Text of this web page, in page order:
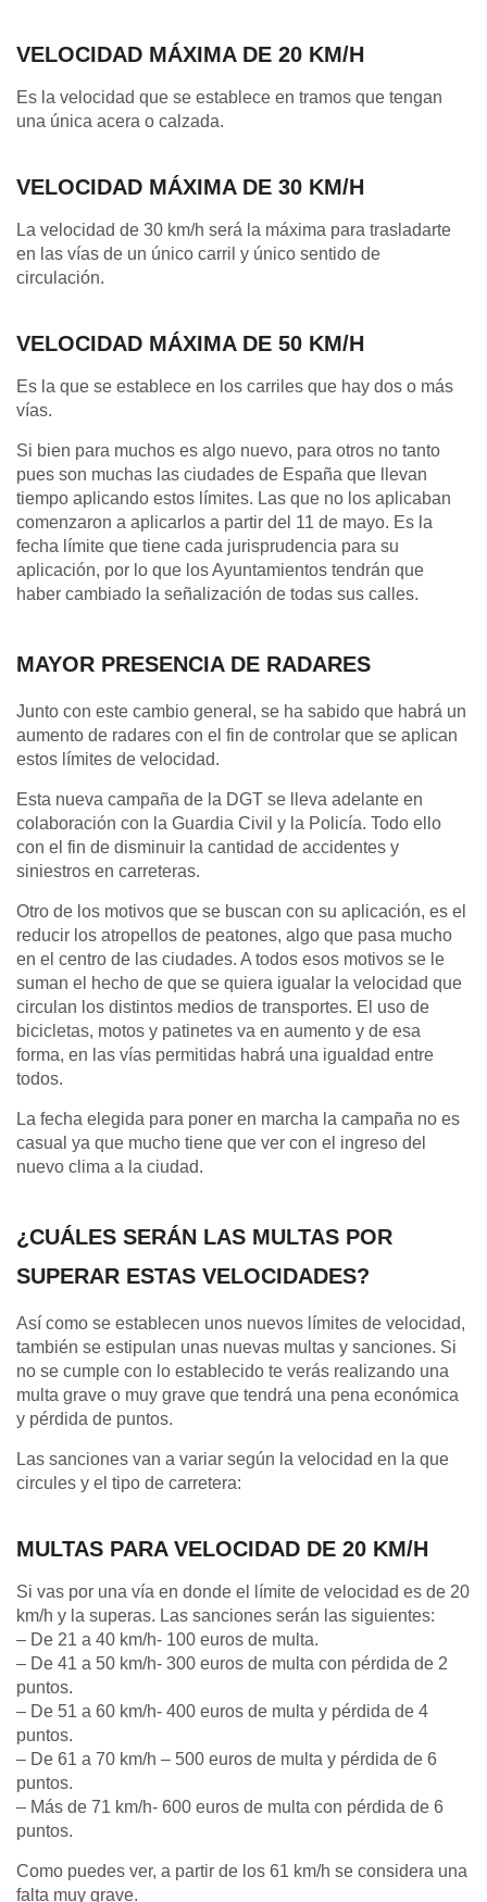
VELOCIDAD MÁXIMA DE 20 KM/H
Es la velocidad que se establece en tramos que tengan
una única acera o calzada.
VELOCIDAD MÁXIMA DE 30 KM/H
La velocidad de 30 km/h será la máxima para trasladarte
en las vías de un único carril y único sentido de
circulación.
VELOCIDAD MÁXIMA DE 50 KM/H
Es la que se establece en los carriles que hay dos o más
vías.
Si bien para muchos es algo nuevo, para otros no tanto
pues son muchas las ciudades de España que llevan
tiempo aplicando estos límites. Las que no los aplicaban
comenzaron a aplicarlos a partir del 11 de mayo. Es la
fecha límite que tiene cada jurisprudencia para su
aplicación, por lo que los Ayuntamientos tendrán que
haber cambiado la señalización de todas sus calles.
MAYOR PRESENCIA DE RADARES
Junto con este cambio general, se ha sabido que habrá un
aumento de radares con el fin de controlar que se aplican
estos límites de velocidad.
Esta nueva campaña de la DGT se lleva adelante en
colaboración con la Guardia Civil y la Policía. Todo ello
con el fin de disminuir la cantidad de accidentes y
siniestros en carreteras.
Otro de los motivos que se buscan con su aplicación, es el
reducir los atropellos de peatones, algo que pasa mucho
en el centro de las ciudades. A todos esos motivos se le
suman el hecho de que se quiera igualar la velocidad que
circulan los distintos medios de transportes. El uso de
bicicletas, motos y patinetes va en aumento y de esa
forma, en las vías permitidas habrá una igualdad entre
todos.
La fecha elegida para poner en marcha la campaña no es
casual ya que mucho tiene que ver con el ingreso del
nuevo clima a la ciudad.
¿CUÁLES SERÁN LAS MULTAS POR
SUPERAR ESTAS VELOCIDADES?
Así como se establecen unos nuevos límites de velocidad,
también se estipulan unas nuevas multas y sanciones. Si
no se cumple con lo establecido te verás realizando una
multa grave o muy grave que tendrá una pena económica
y pérdida de puntos.
Las sanciones van a variar según la velocidad en la que
circules y el tipo de carretera:
MULTAS PARA VELOCIDAD DE 20 KM/H
Si vas por una vía en donde el límite de velocidad es de 20
km/h y la superas. Las sanciones serán las siguientes:
– De 21 a 40 km/h- 100 euros de multa.
– De 41 a 50 km/h- 300 euros de multa con pérdida de 2
puntos.
– De 51 a 60 km/h- 400 euros de multa y pérdida de 4
puntos.
– De 61 a 70 km/h – 500 euros de multa y pérdida de 6
puntos.
– Más de 71 km/h- 600 euros de multa con pérdida de 6
puntos.
Como puedes ver, a partir de los 61 km/h se considera una
falta muy grave.